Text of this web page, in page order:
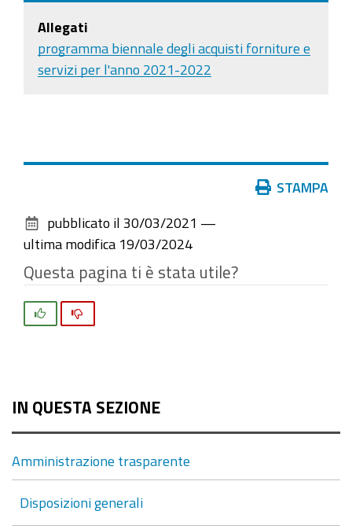
Allegati
programma biennale degli acquisti forniture e
servizi per l'anno 2021-2022
documento
STAMPA
pubblicato il 30/03/2021 —
ultima modifica 19/03/2024
Questa pagina ti è stata utile?
IN QUESTA SEZIONE
Amministrazione trasparente
Disposizioni generali